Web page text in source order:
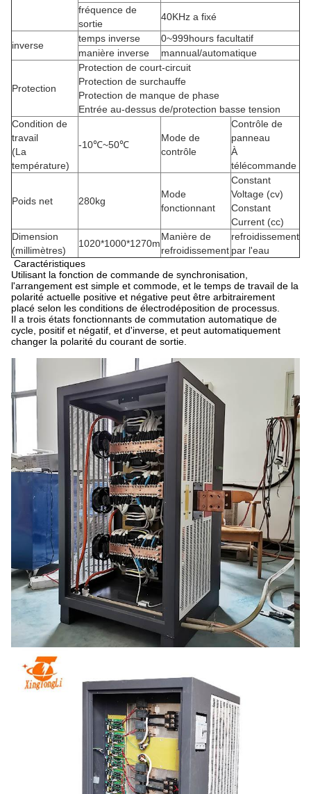
fréquence de
sortie
40KHz a fixé
inverse
temps inverse
0~999hours facultatif
manière inverse
mannual/automatique
Protection
Protection de court-circuit
Protection de surchauffe
Protection de manque de phase
Entrée au-dessus de/protection basse tension
Condition de
travail
(La
température)
-10℃~50℃
Mode de
contrôle
Contrôle de
panneau
À
télécommande
Poids net 280kg
Mode
fonctionnant
Constant
Voltage (cv)
Constant
Current (cc)
Dimension
(millimètres)
1020*1000*1270m
Manière de
refroidissement
refroidissement
par l'eau
Caractéristiques
Utilisant la fonction de commande de synchronisation,
l'arrangement est simple et commode, et le temps de travail de la
polarité actuelle positive et négative peut être arbitrairement
placé selon les conditions de électrodéposition de processus.
Il a trois états fonctionnants de commutation automatique de
cycle, positif et négatif, et d'inverse, et peut automatiquement
changer la polarité du courant de sortie.